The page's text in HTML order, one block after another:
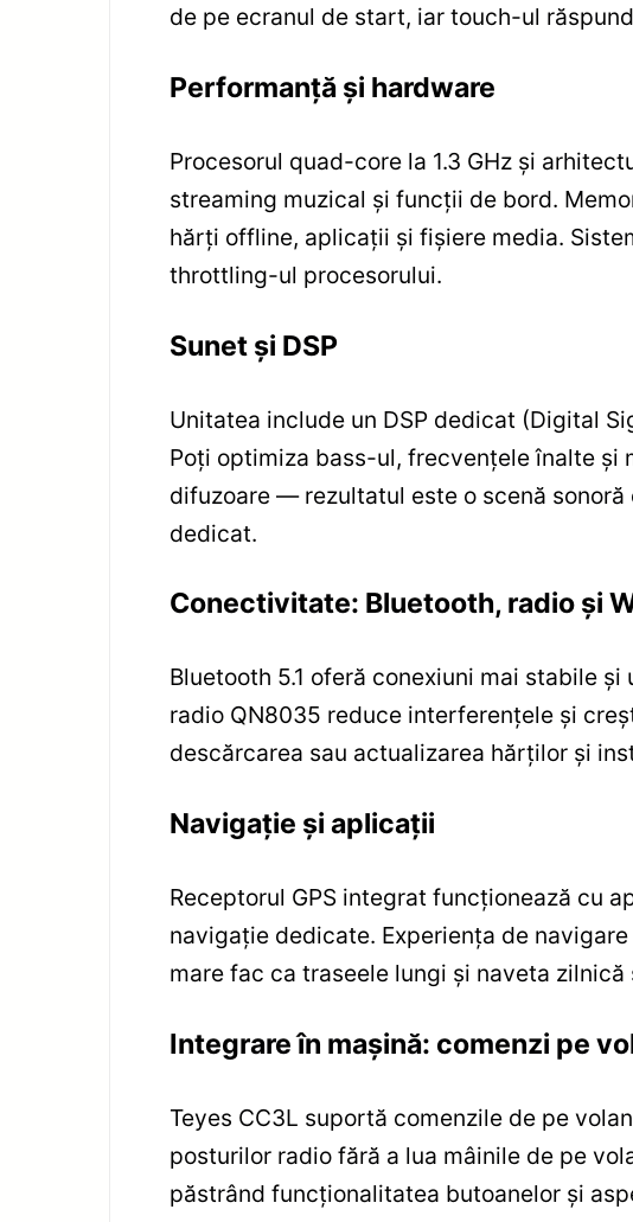
de pe ecranul de start, iar touch-ul
Performanţă şi hardware
Procesorul quad-core la 1.3 GHz şi
streaming muzical şi funcţii de bord.
hărţi offline, aplicaţii şi fişiere media.
throttling-ul procesorului.
Sunet şi DSP
Unitatea include un DSP dedicat (Digital
Poţi optimiza bass-ul, frecvenţele înalte
difuzoare — rezultatul este o scenă
dedicat.
Conectivitate: Bluetooth, radio şi
Bluetooth 5.1 oferă conexiuni mai stabile
radio QN8035 reduce interferenţele şi
descărcarea sau actualizarea hărţilor şi
Navigaţie şi aplicaţii
Receptorul GPS integrat funcţionează cu
navigaţie dedicate. Experienţa de
mare fac ca traseele lungi şi naveta zilnică
Integrare în maşină: comenzi pe
Teyes CC3L suportă comenzile de pe
posturilor radio fără a lua mâinile de pe
păstrând funcţionalitatea butoanelor şi